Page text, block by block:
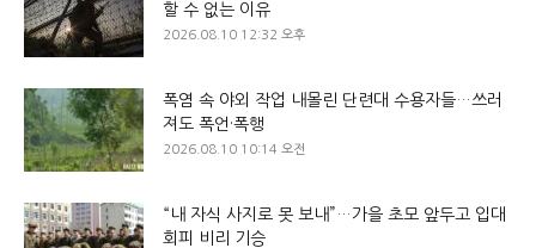
할 수 없는 이유
2026.08.10 12:32 오후
폭염 속 야외 작업 내몰린 단련대 수용자들…쓰러
져도 폭언·폭행
2026.08.10 10:14 오전
“내 자식 사지로 못 보내”…가을 초모 앞두고 입대
회피 비리 기승